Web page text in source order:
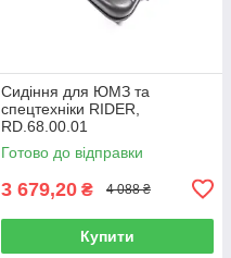
Сидіння для ЮМЗ та
спецтехніки RIDER,
RD.68.00.01
Готово до відправки
3 679,20 ₴ 4 088 ₴
Купити